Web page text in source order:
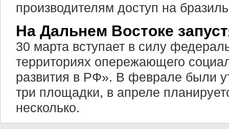
производителям доступ на
На Дальнем Востоке
30 марта вступает в силу
территориях опережающего
развития в РФ». В феврале были
три площадки, в апреле
несколько.